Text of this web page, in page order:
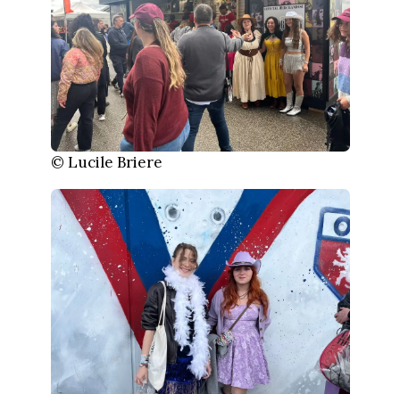
© Lucile Briere